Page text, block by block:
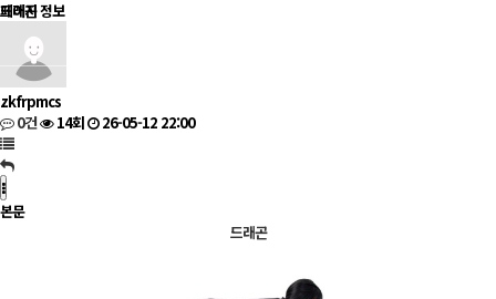
드래곤
페이지 정보
zkfrpmcs
0건
14회 26-05-12 22:00
본문
드래곤